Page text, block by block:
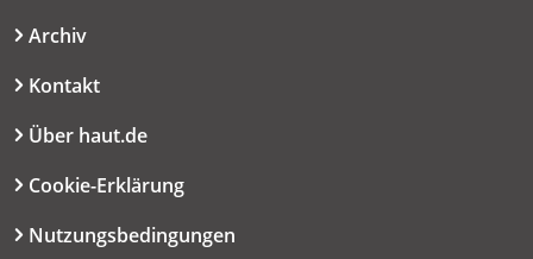
Archiv
Kontakt
Über haut.de
Cookie-Erklärung
Nutzungsbedingungen